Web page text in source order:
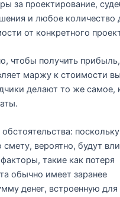
за проектирование,
и любое количество
от конкретного
чтобы получить прибыль,
маржу к стоимости
делают то же самое,
вероятно, будут
такие как потеря
обычно имеет заранее
денег, встроенную для